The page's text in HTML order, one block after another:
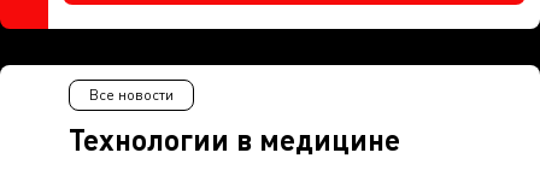
Технологии в медицине
Все новости